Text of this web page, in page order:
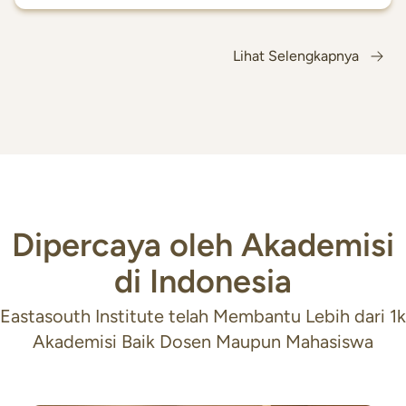
Lihat Selengkapnya
Dipercaya oleh Akademisi
di Indonesia
Eastasouth Institute telah Membantu Lebih dari 1k
Akademisi Baik Dosen Maupun Mahasiswa